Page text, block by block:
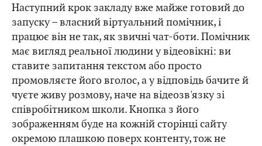
Наступний крок закладу вже майже готовий до
запуску – власний віртуальний помічник, і
працює він не так, як звичні чат-боти. Помічник
має вигляд реальної людини у відеовікні: ви
ставите запитання текстом або просто
промовляєте його вголос, а у відповідь бачите й
чуєте живу розмову, наче на відеозв'язку зі
співробітником школи. Кнопка з його
зображенням буде на кожній сторінці сайту
окремою плашкою поверх контенту, тож не